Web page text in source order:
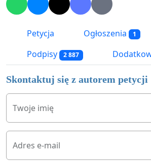
Petycja Ogłoszenia 1
Podpisy 2 887
Skontaktuj się z autorem petycji
Twoje imię
Adres e-mail